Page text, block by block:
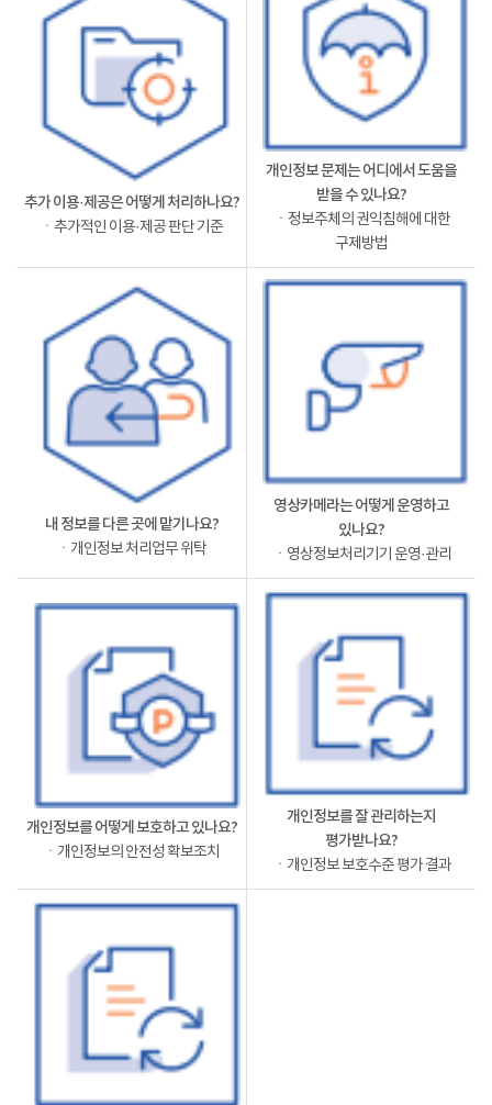
추가 이용·제공은 어떻게 처리하나요?
ㆍ추가적인 이용·제공 판단 기준
개인정보 문제는 어디에서 도움을
받을 수 있나요?
ㆍ정보주체의 권익침해에 대한
구제방법
내 정보를 다른 곳에 맡기나요?
ㆍ개인정보 처리업무 위탁
영상카메라는 어떻게 운영하고
있나요?
ㆍ영상정보처리기기 운영·관리
개인정보를 어떻게 보호하고 있나요?
ㆍ개인정보의 안전성 확보조치
개인정보를 잘 관리하는지
평가받나요?
ㆍ개인정보 보호수준 평가 결과